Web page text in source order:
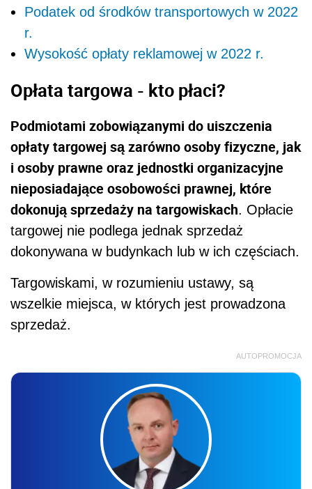
Podatek od środków transportowych w 2022
r.
Wysokość opłaty reklamowej w 2022 r.
Opłata targowa - kto płaci?
Podmiotami zobowiązanymi do uiszczenia
opłaty targowej są zarówno osoby fizyczne, jak
i osoby prawne oraz jednostki organizacyjne
nieposiadające osobowości prawnej, które
dokonują sprzedaży na targowiskach. Opłacie
targowej nie podlega jednak sprzedaż
dokonywana w budynkach lub w ich częściach.
Targowiskami, w rozumieniu ustawy, są
wszelkie miejsca, w których jest prowadzona
sprzedaż.
AUTOPROMOCJA